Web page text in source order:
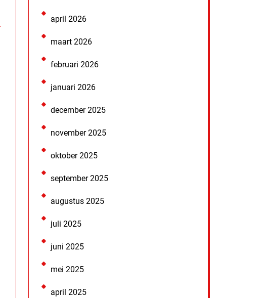
april 2026
maart 2026
februari 2026
januari 2026
december 2025
november 2025
oktober 2025
september 2025
augustus 2025
juli 2025
juni 2025
mei 2025
april 2025